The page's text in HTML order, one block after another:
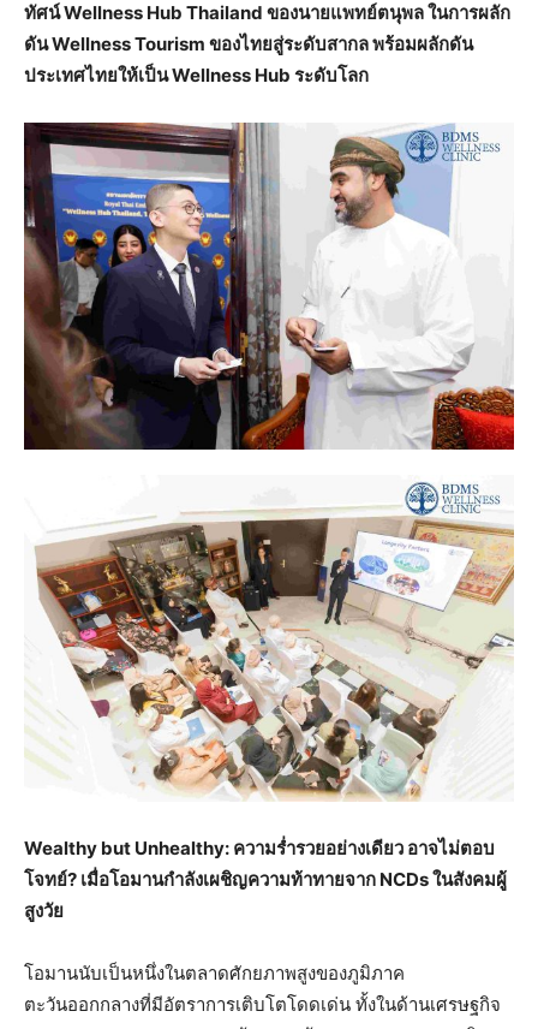
ทัศน์ Wellness Hub Thailand ของนายแพทย์ตนุพล ในการผลัก
ดันWellness Tourism ของไทยสู่ระดับสากล พร้อมผลักดัน
ประเทศไทยให้เป็น Wellness Hub ระดับโลก
Wealthy but Unhealthy: ความร่ำรวยอย่างเดียว อาจไม่ตอบ
โจทย์? เมื่อโอมานกำลังเผชิญความท้าทายจาก NCDsในสังคมผู้
สูงวัย
โอมานนับเป็นหนึ่งในตลาดศักยภาพสูงของภูมิภาค
ตะวันออกกลางที่มีอัตราการเติบโตโดดเด่น ทั้งในด้านเศรษฐกิจ